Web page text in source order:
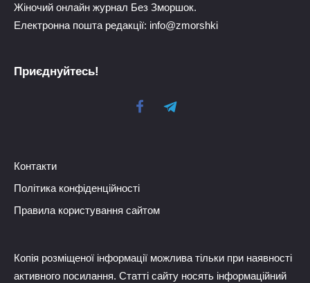
Жіночий онлайн журнал Без Зморшок.
Електронна пошта редакції: info@zmorshki
Приєднуйтесь!
Контакти
Політика конфіденційності
Правила користування сайтом
Копія розміщеної інформації можлива тільки при наявності
активного посилання. Статті сайту носять інформаційний